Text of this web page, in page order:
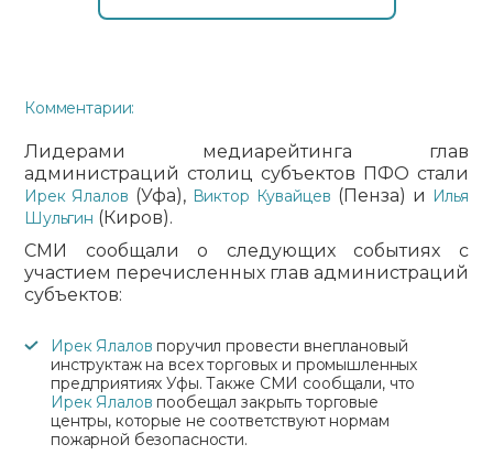
Комментарии:
Лидерами медиарейтинга глав
администраций столиц субъектов ПФО стали
Ирек Ялалов (Уфа), Виктор Кувайцев (Пенза) и Илья
Шульгин (Киров).
СМИ сообщали о следующих событиях с
участием перечисленных глав администраций
субъектов:
Ирек Ялалов поручил провести внеплановый
инструктаж на всех торговых и промышленных
предприятиях Уфы. Также СМИ сообщали, что
Ирек Ялалов пообещал закрыть торговые
центры, которые не соответствуют нормам
пожарной безопасности.